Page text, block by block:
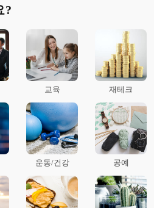
?
교육 재테크
운동/건강 공예